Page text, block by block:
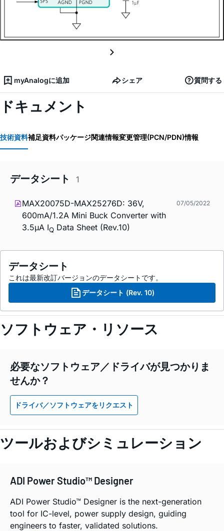
myAnalogに追加 シェア 質問する
ドキュメント
技術資料補足資料パッケージ関連情報変更管理(PCN/PDN)情報
データシート 1
MAX20075D-MAX25276D: 36V,
600mA/1.2A Mini Buck Converter with
3.5µA IQ Data Sheet (Rev.10)
07/05/2022
データシート
これは最新改訂バージョンのデータシートです。
データシート (Rev. 10)
ソフトウェア・リソース
必要なソフトウェア／ドライバが見つかりま
せんか？
ドライバ／ソフトウェアをリクエスト
ツールおよびシミュレーション
ADI Power Studio™ Designer
ADI Power Studio™ Designer is the next-generation
tool for IC-level, power supply design, guiding
engineers to faster, validated solutions.